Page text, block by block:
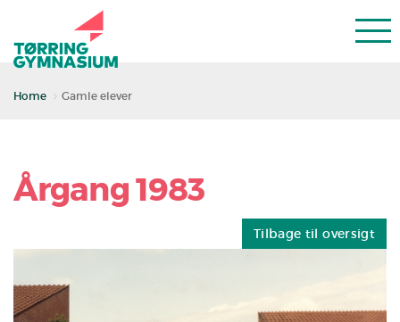
Home Gamle elever
Årgang 1983
Tilbage til oversigt